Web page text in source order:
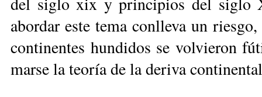
abordar este tema conlleva un
continentes hundidos se volvieron
marse la teoría de la deriva